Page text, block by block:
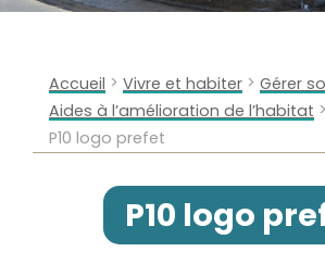
Accueil > Vivre et habiter > Gérer
Aides à l’amélioration de l’habitat >
P10 logo prefet
P10 logo